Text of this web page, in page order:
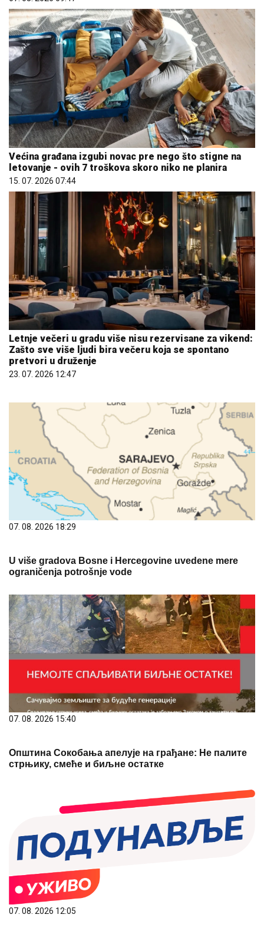
Većina građana izgubi novac pre nego što stigne na
letovanje - ovih 7 troškova skoro niko ne planira
15. 07. 2026 07:44
Letnje večeri u gradu više nisu rezervisane za vikend:
Zašto sve više ljudi bira večeru koja se spontano
pretvori u druženje
23. 07. 2026 12:47
07. 08. 2026 18:29
U više gradova Bosne i Hercegovine uvedene mere
ograničenja potrošnje vode
07. 08. 2026 15:40
Општина Сокобања апелује на грађане: Не палите
стрњику, смеће и биљне остатке
07. 08. 2026 12:05